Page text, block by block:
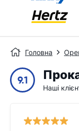
Головна
9.1
Наші